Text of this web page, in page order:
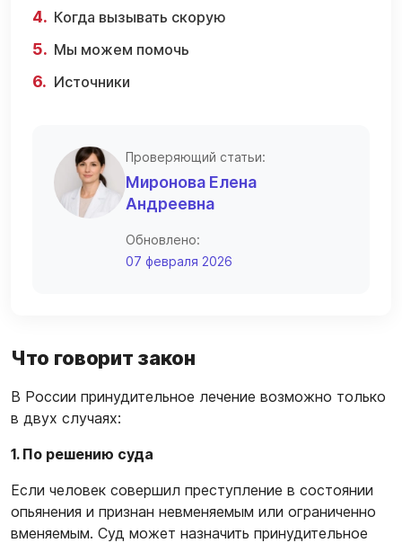
Когда вызывать скорую
Мы можем помочь
Источники
Проверяющий статьи:
Миронова Елена
Андреевна
Обновлено:
07 февраля 2026
Что говорит закон
В России принудительное лечение возможно только
в двух случаях:
1. По решению суда
Если человек совершил преступление в состоянии
опьянения и признан невменяемым или ограниченно
вменяемым. Суд может назначить принудительное